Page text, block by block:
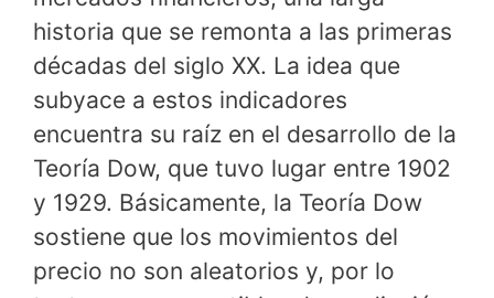
historia que se remonta a las primeras
décadas del siglo XX. La idea que
subyace a estos indicadores
encuentra su raíz en el desarrollo de la
Teoría Dow, que tuvo lugar entre 1902
y 1929. Básicamente, la Teoría Dow
sostiene que los movimientos del
precio no son aleatorios y, por lo